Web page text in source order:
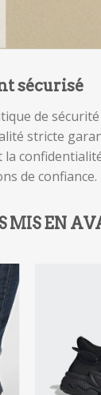
sécurisé
de sécurité
stricte
la
de confiance.
MIS EN